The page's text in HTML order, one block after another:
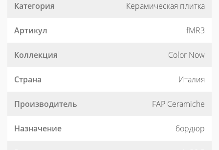
Категория Керамическая плитка
Артикул fMR3
Коллекция Color Now
Страна Италия
Производитель FAP Ceramiche
Назначение бордюр